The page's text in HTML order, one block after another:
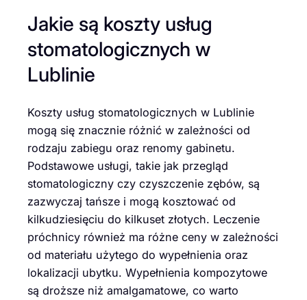
Jakie są koszty usług
stomatologicznych w
Lublinie
Koszty usług stomatologicznych w Lublinie
mogą się znacznie różnić w zależności od
rodzaju zabiegu oraz renomy gabinetu.
Podstawowe usługi, takie jak przegląd
stomatologiczny czy czyszczenie zębów, są
zazwyczaj tańsze i mogą kosztować od
kilkudziesięciu do kilkuset złotych. Leczenie
próchnicy również ma różne ceny w zależności
od materiału użytego do wypełnienia oraz
lokalizacji ubytku. Wypełnienia kompozytowe
są droższe niż amalgamatowe, co warto